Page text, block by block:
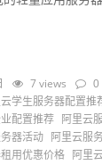
7 views 0
云学生服务器配置推
配置推荐 阿里云
器活动 阿里云服
用优惠价格 阿里